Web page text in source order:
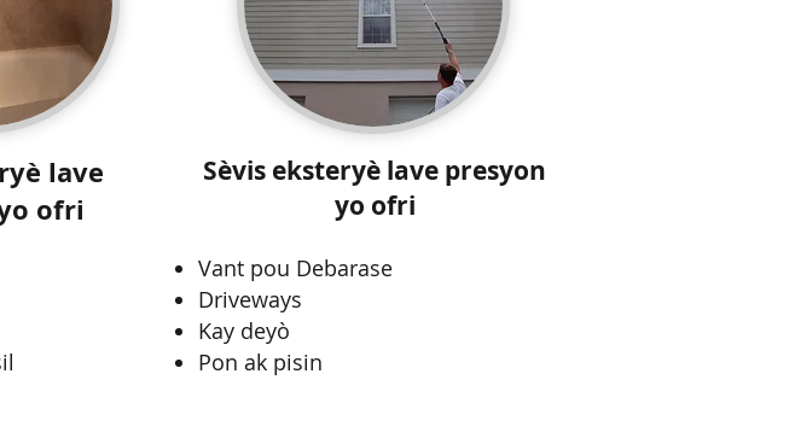
lave
ofri
Sèvis eksteryè lave presyon
yo ofri
Vant pou Debarase
Driveways
Kay deyò
Pon ak pisin